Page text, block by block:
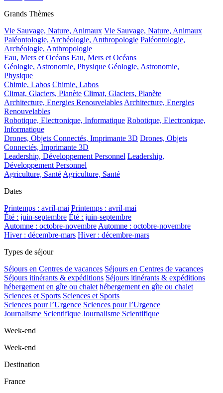
Grands Thèmes
Vie Sauvage, Nature, Animaux Vie Sauvage, Nature, Animaux
Paléontologie, Archéologie, Anthropologie Paléontologie,
Archéologie, Anthropologie
Eau, Mers et Océans Eau, Mers et Océans
Géologie, Astronomie, Physique Géologie, Astronomie,
Physique
Chimie, Labos Chimie, Labos
Climat, Glaciers, Planète Climat, Glaciers, Planète
Architecture, Energies Renouvelables Architecture, Energies
Renouvelables
Robotique, Electronique, Informatique Robotique, Electronique,
Informatique
Drones, Objets Connectés, Imprimante 3D Drones, Objets
Connectés, Imprimante 3D
Leadership, Développement Personnel Leadership,
Développement Personnel
Agriculture, Santé Agriculture, Santé
Dates
Printemps : avril-mai Printemps : avril-mai
Été : juin-septembre Été : juin-septembre
Automne : octobre-novembre Automne : octobre-novembre
Hiver : décembre-mars Hiver : décembre-mars
Types de séjour
Séjours en Centres de vacances Séjours en Centres de vacances
Séjours itinérants & expéditions Séjours itinérants & expéditions
hébergement en gîte ou chalet hébergement en gîte ou chalet
Sciences et Sports Sciences et Sports
Sciences pour l’Urgence Sciences pour l’Urgence
Journalisme Scientifique Journalisme Scientifique
Week-end
Week-end
Destination
France